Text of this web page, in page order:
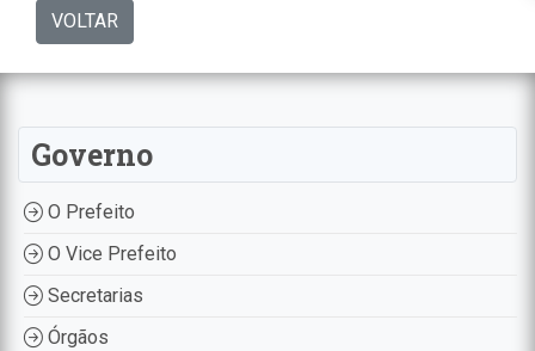
VOLTAR
Governo
O Prefeito
O Vice Prefeito
Secretarias
Órgãos